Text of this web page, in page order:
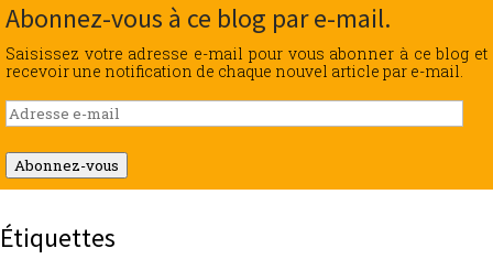
Abonnez-vous à ce blog par e-mail.
Saisissez votre adresse e-mail pour vous abonner à ce blog et
recevoir une notification de chaque nouvel article par e-mail.
Adresse
e-
mail
Abonnez-vous
Étiquettes